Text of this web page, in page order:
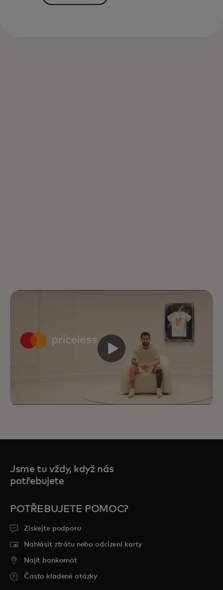
Priceless Experiences vám přináší vybrané
příležitosti v oblasti sportu, cestování,
jídla a zábavy, které si budete pamatovat
navždy.
Jsme tu vždy, když nás
potřebujete
POTŘEBUJETE POMOC?
Získejte podporu
Nahlásit ztrátu nebo odcizení karty
Najít bankomat
Často kladené otázky